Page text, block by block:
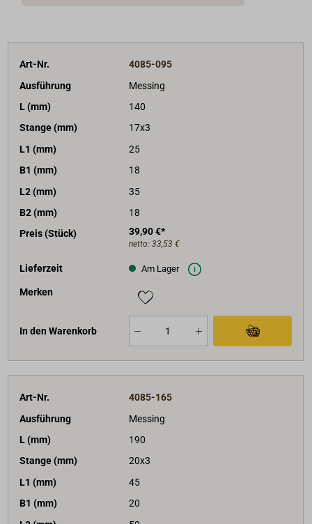
Art-Nr.
4085-095
Ausführung
Messing
L (mm)
140
Stange (mm)
17x3
L1 (mm)
25
B1 (mm)
18
L2 (mm)
35
B2 (mm)
18
Preis (Stück)
39,90 €*
netto: 33,53 €
Lieferzeit Am Lager
Merken
In den Warenkorb
Art-Nr.
4085-165
Ausführung
Messing
L (mm)
190
Stange (mm)
20x3
L1 (mm)
45
B1 (mm)
20